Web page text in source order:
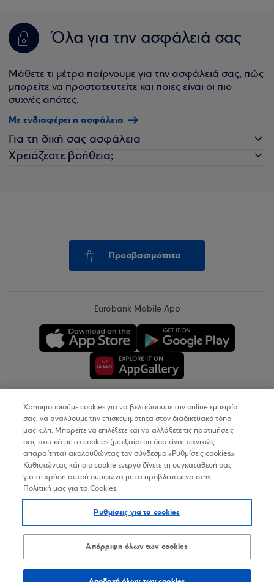
Όλα για την ασφάλειά σας
Μάθετε τι μέτρα παίρνουμε για την ασφάλειά σας, πώς
μπορείτε να προστατευτείτε και ποιες είναι οι πιο
συχνές απάτες.
Με ενδιαφέρει η ασφάλεια
Για τη δική σας ασφάλεια
Χρειάζεστε βοήθεια;
Προσβασιμότητα
Eurobank Mobile App
Copyright © 2026
Όροι Χρήσης
Προσωπικά Δεδομένα στον Διαδικτυακό Τόπο
Δήλωση Προσβασιμότητας
Sitemap
Χρησιμοποιούμε cookies για να βελτιώσουμε την online εμπειρία
σας, να αναλύουμε την επισκεψιμότητα στον διαδικτυακό τόπο
μας κ.λπ. Μπορείτε να επιλέξετε και να αλλάξετε τις προτιμήσεις
σας σχετικά με τα cookies (με εξαίρεση όσα είναι τεχνικώς
απαραίτητα) ακολουθώντας τον σύνδεσμο «Ρυθμίσεις cookies».
Καθιστώντας κάποιο cookie ενεργό δίνετε τη συγκατάθεσή σας
για τη χρήση αυτού σύμφωνα με τα προβλεπόμενα στην
Πολιτική μας για τα Cookies.
Ρυθμίσεις για τα cookies
Απόρριψη όλων των cookies